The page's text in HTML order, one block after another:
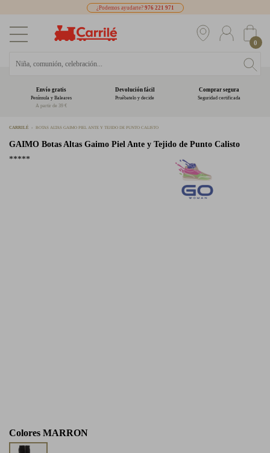
¿Podemos ayudarte? 976 221 971
0
Envío gratis
Península y Baleares
A partir de 39 €
Devolución fácil
Pruébatelo y decide
Comprar segura
Seguridad certificada
CARRILÉ BOTAS ALTAS GAIMO PIEL ANTE Y TEJIDO DE PUNTO CALISTO
GAIMO Botas Altas Gaimo Piel Ante y Tejido de Punto Calisto
*****
Colores MARRON